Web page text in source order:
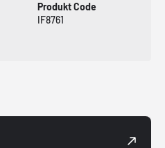
Produkt Code
IF8761